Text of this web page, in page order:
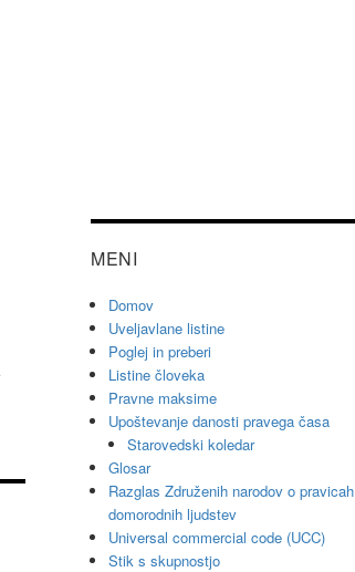
MENI
Domov
Uveljavlane listine
Poglej in preberi
Listine človeka
Pravne maksime
Upoštevanje danosti pravega časa
Starovedski koledar
Glosar
Razglas Združenih narodov o pravicah
domorodnih ljudstev
Universal commercial code (UCC)
Stik s skupnostjo